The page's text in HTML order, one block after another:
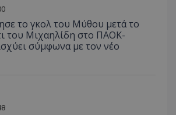
το γκολ του Μύθου μετά το
του Μιχαηλίδη στο ΠΑΟΚ-
σύμφωνα με τον νέο